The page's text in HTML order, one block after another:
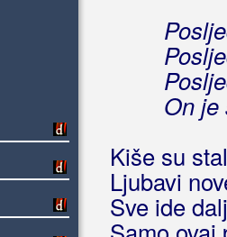
On je
Kiše su
Ljubavi
Sve ide